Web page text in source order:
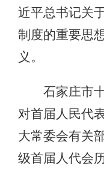
近平总书记关
制度的重要思
义。
石家庄市十
对首届人民代
大常委会有关
级首届人代会